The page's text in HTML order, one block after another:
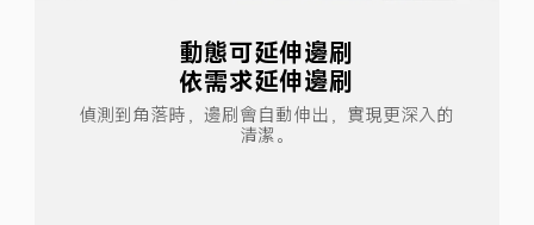
動態可延伸邊刷
依需求延伸邊刷
偵測到角落時，邊刷會自動伸出，實現更深入的
清潔。